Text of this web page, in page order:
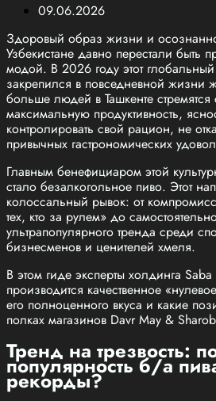
09.06.2026
Здоровый образ жизни и
Узбекистане давно перестали быть
модой. В 2026 году этот
закрепился в повседневной жизни
больше людей в Ташкенте стремятся
максимальную продуктивность,
контролировать свой рацион, не
привычных гастрономических
Главным бенефициаром этой
стало безалкогольное пиво. Этот
колоссальный рывок: от
тех, кто за рулем» до
ультрапопулярного тренда среди
бизнесменов и ценителей хмеля.
В этом гиде эксперты холдинга
производится качественное
его полноценного вкуса и какие
полках магазинов Davr May &
Тренд на трезвость:
популярность б/а
рекорды?